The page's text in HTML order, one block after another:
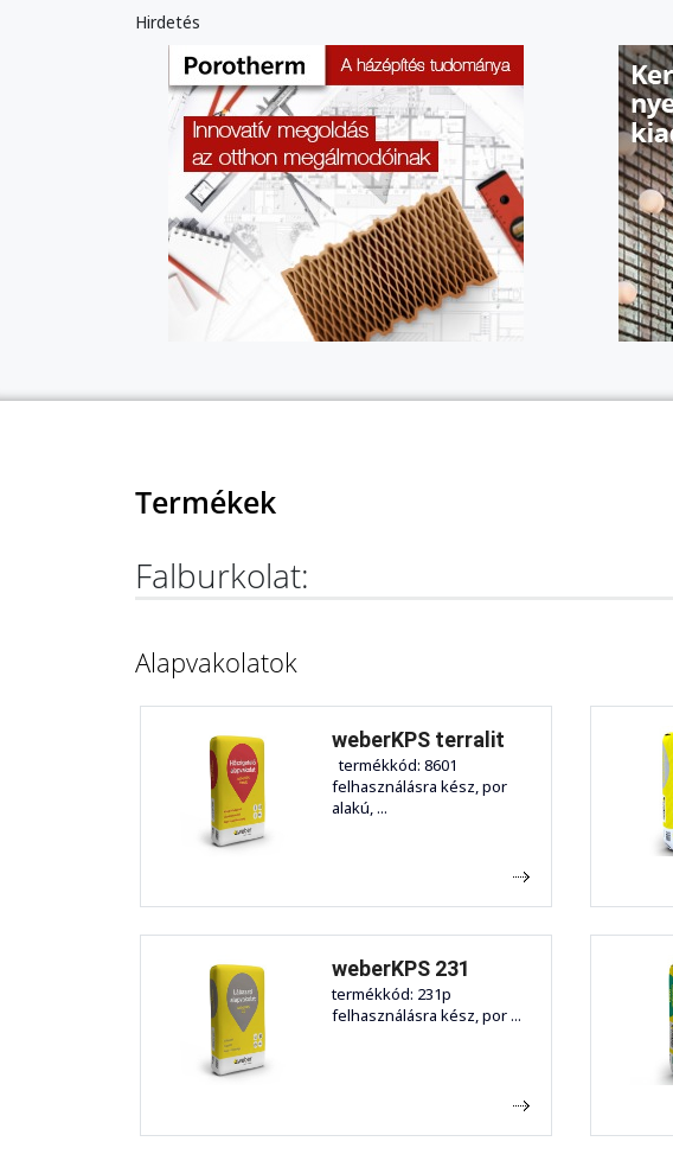
Hirdetés
Termékek
Falburkolat:
Alapvakolatok
weberKPS terralit
termékkód: 8601
felhasználásra kész, por
alakú, ...
weberKPS 231
termékkód: 231p
felhasználásra kész, por ...